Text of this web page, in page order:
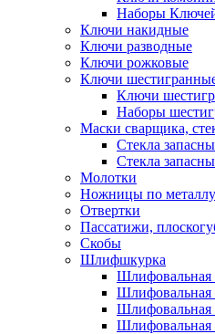
Наборы
Ключи накидные
Ключи разводные
Ключи рожковые
Ключи
Ключи
Наборы
Маски сварщика,
Стекла
Стекла
Молотки
Ножницы по металлу
Отвертки
Пассатижи,
Скобы
Шлифшкурка
Шлифовальная
Шлифовальная
Шлифовальная
Шлифовальная